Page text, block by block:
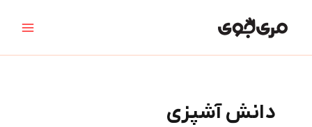
Menu
دانش آشپزی